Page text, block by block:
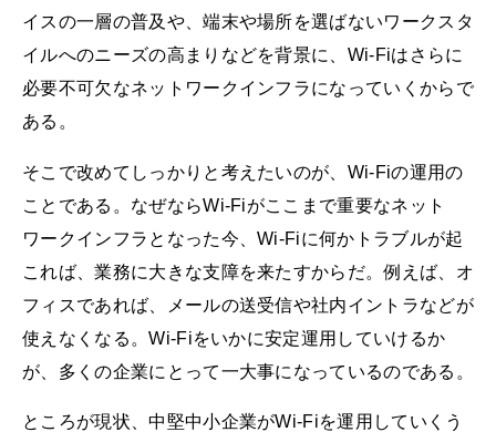
イスの一層の普及や、端末や場所を選ばないワークスタ
イルへのニーズの高まりなどを背景に、Wi-Fiはさらに
必要不可欠なネットワークインフラになっていくからで
ある。
そこで改めてしっかりと考えたいのが、Wi-Fiの運用の
ことである。なぜならWi-Fiがここまで重要なネット
ワークインフラとなった今、Wi-Fiに何かトラブルが起
これば、業務に大きな支障を来たすからだ。例えば、オ
フィスであれば、メールの送受信や社内イントラなどが
使えなくなる。Wi-Fiをいかに安定運用していけるか
が、多くの企業にとって一大事になっているのである。
ところが現状、中堅中小企業がWi-Fiを運用していくう